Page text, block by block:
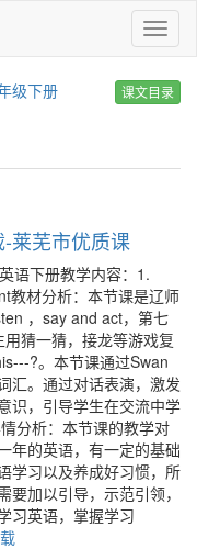
菜
单
课文目录
级下册
-莱芜市优质课
语下册教学内容：1.
教材分析：本节课是辽师
，say and act，第七
猜一猜，接龙等游戏复
?。本节课通过Swan
汇。通过对话表演，激发
识，引导学生在交流中学
分析：本节课的教学对
年的英语，有一定的基础
学习以及养成好习惯，所
加以引导，示范引领，
习英语，掌握学习